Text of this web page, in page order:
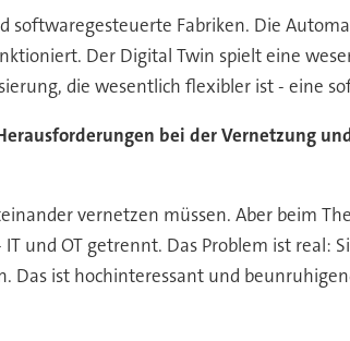
softwaregesteuerte Fabriken. Die
Der Digital Twin spielt eine
die wesentlich flexibler ist - eine
bei der Vernetzung
vernetzen müssen. Aber beim
und OT getrennt. Das Problem ist real:
Das ist hochinteressant und